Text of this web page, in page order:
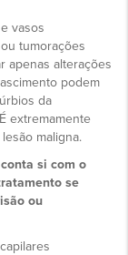
vasos
tumorações
apenas alterações
podem
da
extremamente
maligna.
si com o
se
ou